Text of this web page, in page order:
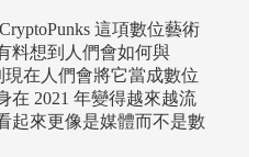
這項數位藝術
料想到人們會如何與
現在人們會將它當成數位
在 2021 年變得越來越流
起來更像是媒體而不是數